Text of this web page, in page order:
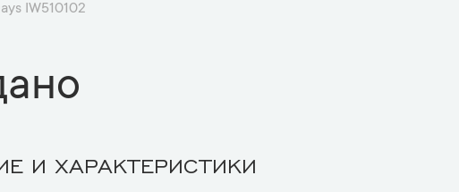
IW510102
И ХАРАКТЕРИСТИКИ